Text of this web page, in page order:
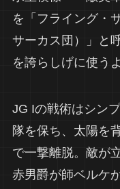
を「フライング・
サーカス団）」と
を誇らしげに使う
JG Iの戦術はシン
隊を保ち、太陽を
で一撃離脱。敵が
赤男爵が師ベルケ